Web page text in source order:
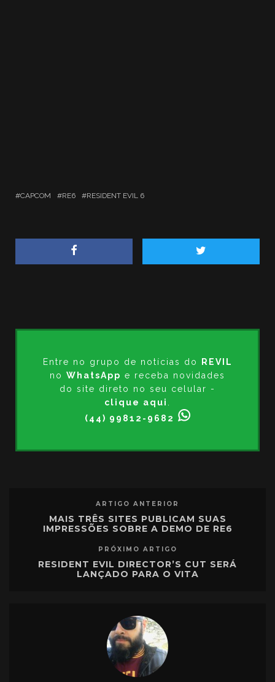
CAPCOM RE6 RESIDENT EVIL 6
Entre no grupo de notícias do
REVIL
no WhatsApp e receba novidades
do site direto no seu celular -
clique aqui
(44) 99812-9682
ARTIGO ANTERIOR
MAIS TRÊS SITES PUBLICAM SUAS
IMPRESSÕES SOBRE A DEMO DE RE6
PRÓXIMO ARTIGO
RESIDENT EVIL DIRECTOR’S CUT SERÁ
LANÇADO PARA O VITA